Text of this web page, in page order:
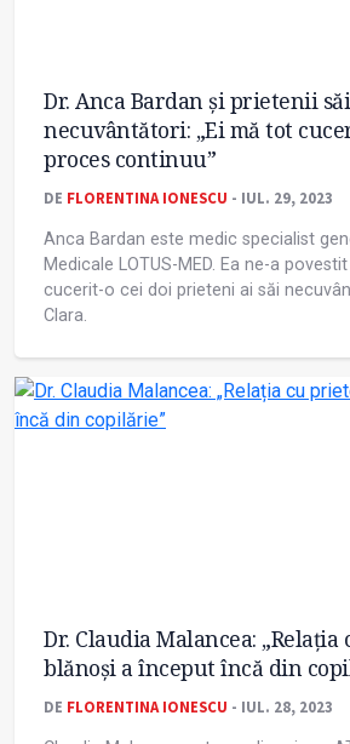
Dr. Anca Bardan și prietenii săi
necuvântători: „Ei mă tot
proces continuu”
DE FLORENTINA IONESCU - IUL. 29, 2023
Anca Bardan este medic specialist
Medicale LOTUS-MED. Ea ne-a
cucerit-o cei doi prieteni ai săi
Clara.
Dr. Claudia Malancea:
blănoși a început încă din
DE FLORENTINA IONESCU - IUL. 28, 2023